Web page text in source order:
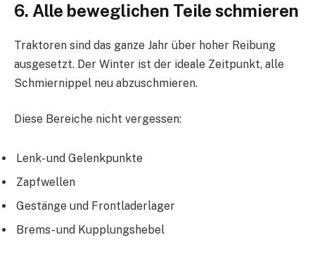
6. Alle beweglichen Teile schmieren
Traktoren sind das ganze Jahr über hoher Reibung
ausgesetzt. Der Winter ist der ideale Zeitpunkt, alle
Schmiernippel neu abzuschmieren.
Diese Bereiche nicht vergessen:
Lenk- und Gelenkpunkte
Zapfwellen
Gestänge und Frontladerlager
Brems- und Kupplungshebel